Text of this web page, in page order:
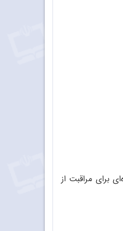
برای مراقبت از